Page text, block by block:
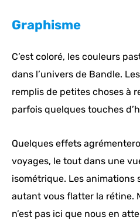
Graphisme
C’est coloré, les couleurs
dans l’univers de Bandle.
remplis de petites choses à
parfois quelques touches
Quelques effets
voyages, le tout dans une
isométrique. Les animations
autant vous flatter la rétine.
n’est pas ici que nous en